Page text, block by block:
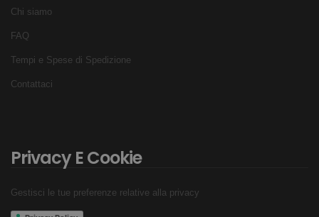
Chi siamo
FAQ
Tempi e Spese di Spedizione
Contattaci
Privacy E Cookie
Gestisci le tue preferenze relative alla privacy